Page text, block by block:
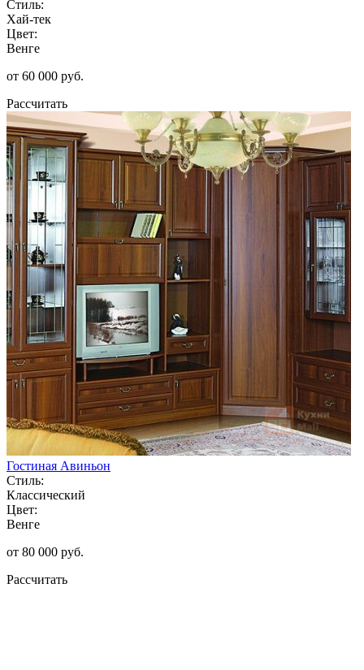
Стиль:
Хай-тек
Цвет:
Венге
от 60 000 руб.
Рассчитать
Гостиная Авиньон
Стиль:
Классический
Цвет:
Венге
от 80 000 руб.
Рассчитать